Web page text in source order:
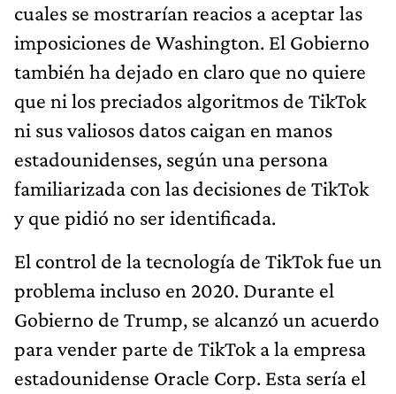
cuales se mostrarían reacios a aceptar las
imposiciones de Washington. El Gobierno
también ha dejado en claro que no quiere
que ni los preciados algoritmos de TikTok
ni sus valiosos datos caigan en manos
estadounidenses, según una persona
familiarizada con las decisiones de TikTok
y que pidió no ser identificada.
El control de la tecnología de TikTok fue un
problema incluso en 2020. Durante el
Gobierno de Trump, se alcanzó un acuerdo
para vender parte de TikTok a la empresa
estadounidense Oracle Corp. Esta sería el